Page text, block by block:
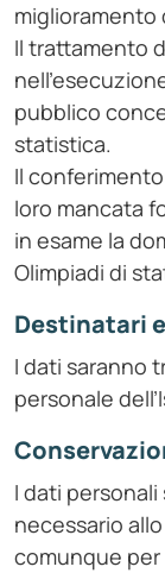
miglioramento
Il trattamento
pubblico
statistica.
Il
loro mancata
in esame la
Olimpiadi di
Destinatari
I dati saranno
personale
I dati
necessario
comunque per